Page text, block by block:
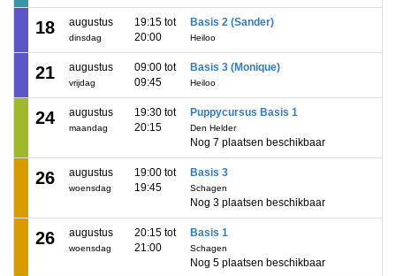
18 augustus
dinsdag
19:15 tot
20:00
Basis 2 (Sander)
Heiloo
21 augustus
vrijdag
09:00 tot
09:45
Basis 3 (Monique)
Heiloo
24 augustus
maandag
19:30 tot
20:15
Puppycursus Basis 1
Den Helder
Nog 7 plaatsen beschikbaar
26 augustus
woensdag
19:00 tot
19:45
Basis 3
Schagen
Nog 3 plaatsen beschikbaar
26 augustus
woensdag
20:15 tot
21:00
Basis 1
Schagen
Nog 5 plaatsen beschikbaar